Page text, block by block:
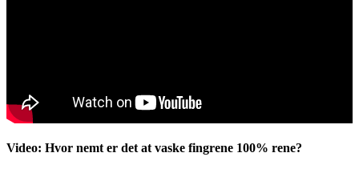
Video: Hvor nemt er det at vaske fingrene 100% rene?